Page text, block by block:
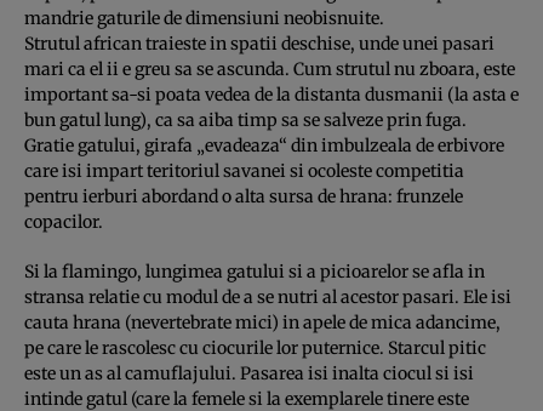
mandrie gaturile de dimensiuni neobisnuite.
Strutul african traieste in spatii deschise, unde unei pasari
mari ca el ii e greu sa se ascunda. Cum strutul nu zboara, este
important sa-si poata vedea de la distanta dusmanii (la asta e
bun gatul lung), ca sa aiba timp sa se salveze prin fuga.
Gratie gatului, girafa „evadeaza“ din imbulzeala de erbivore
care isi impart teritoriul savanei si ocoleste competitia
pentru ierburi abordand o alta sursa de hrana: frunzele
copacilor.
Si la flamingo, lungimea gatului si a picioarelor se afla in
stransa relatie cu modul de a se nutri al acestor pasari. Ele isi
cauta hrana (nevertebrate mici) in apele de mica adancime,
pe care le rascolesc cu ciocurile lor puternice. Starcul pitic
este un as al camuflajului. Pasarea isi inalta ciocul si isi
intinde gatul (care la femele si la exemplarele tinere este